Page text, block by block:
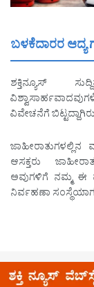
ಬಳಕೆದಾರರ ಆದ್ಯ
ಶಕ್ತಿನ್ಯೂಸ್
ವಿವೇಚನೆಗೆ
ಆಸಕ್ತರು
ಅವುಗಳಿಗೆ ನಮ್ಮ
ನಿರ್ವಹಣಾ